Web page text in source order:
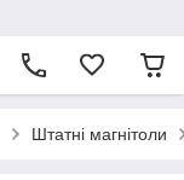
Штатні магнітоли